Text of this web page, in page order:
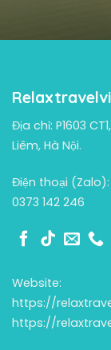
Địa chỉ: P1603
Liêm, Hà Nội.
Điện thoại (Zalo):
0373 142 246
Website:
https://
https://